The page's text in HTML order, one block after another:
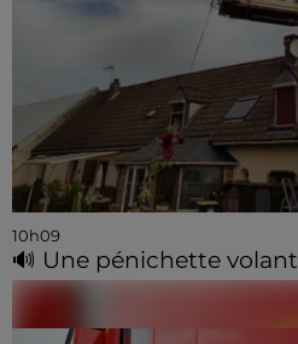
10h09
🔊 Une pénichette